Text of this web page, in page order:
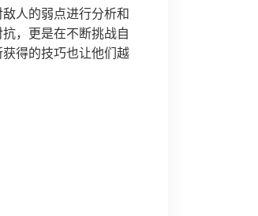
人的弱点进行分析和
，更是在不断挑战自
得的技巧也让他们越